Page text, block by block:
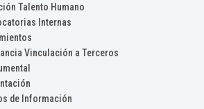
Talento Humano
Internas
Vinculación a Terceros
de Información